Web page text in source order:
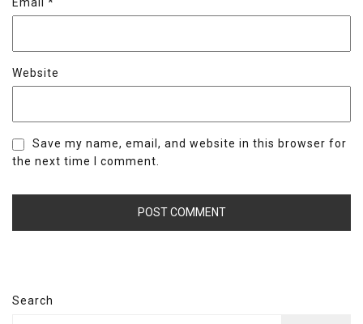
Website
Save my name, email, and website in this browser for
the next time I comment.
Search